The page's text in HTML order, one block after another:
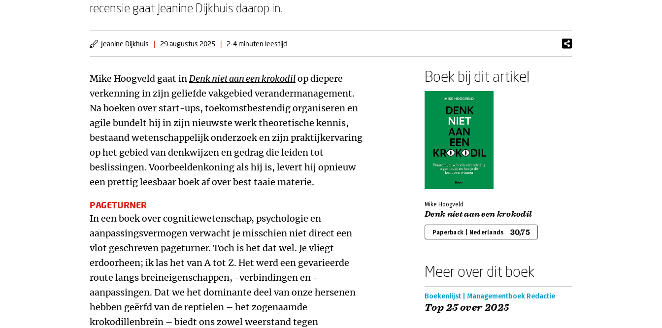
recensie gaat Jeanine Dijkhuis daarop in.
Jeanine Dijkhuis | 29 augustus 2025 | 2-4 minuten leestijd
Mike Hoogveld gaat inDenk niet aan een krokodilop diepere
verkenning in zijn geliefde vakgebied verandermanagement.
Na boeken over start-ups, toekomstbestendig organiseren en
agile bundelt hij in zijn nieuwste werk theoretische kennis,
bestaand wetenschappelijk onderzoek en zijn praktijkervaring
op het gebied van denkwijzen en gedrag die leiden tot
beslissingen. Voorbeeldenkoning als hij is, levert hij opnieuw
een prettig leesbaar boek af over best taaie materie.
PAGETURNER
In een boek over cognitiewetenschap, psychologie en
aanpassingsvermogen verwacht je misschien niet direct een
vlot geschreven pageturner. Toch is het dat wel. Je vliegt
erdoorheen; ik las het van A tot Z. Het werd een gevarieerde
route langs breineigenschappen, -verbindingen en -
aanpassingen. Dat we het dominante deel van onze hersenen
hebben geërfd van de reptielen – het zogenaamde
krokodillenbrein – biedt ons zowel weerstand tegen
Boek bij dit artikel
Mike Hoogveld
Denk niet aan een krokodil
Paperback | Nederlands 30,75
Meer over dit boek
Boekenlijst | Managementboek Redactie
Top 25 over 2025